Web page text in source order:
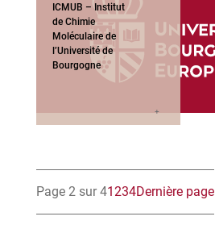
ICMUB – Institut
de Chimie
Moléculaire de
l’Université de
Bourgogne
Page 2 sur 41234Dernière page